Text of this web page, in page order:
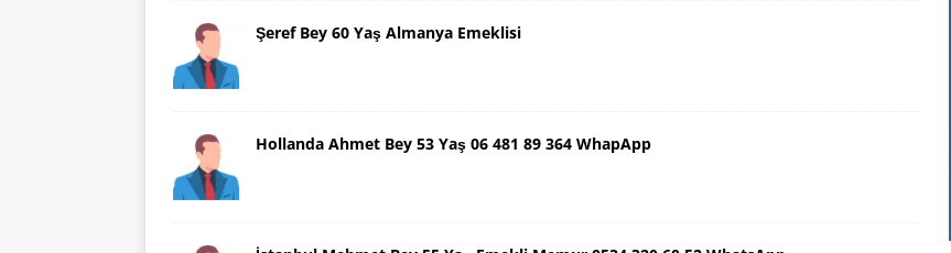
Şeref Bey 60 Yaş Almanya Emeklisi
Hollanda Ahmet Bey 53 Yaş 06 481 89 364 WhapApp